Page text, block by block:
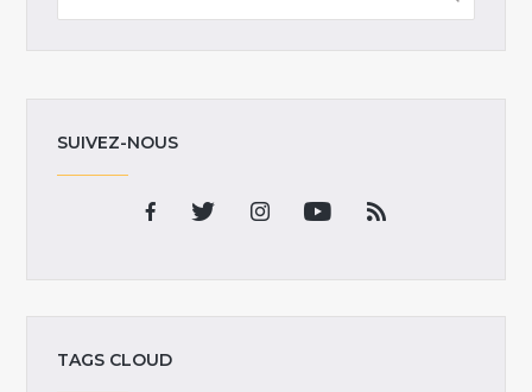
SUIVEZ-NOUS
TAGS CLOUD